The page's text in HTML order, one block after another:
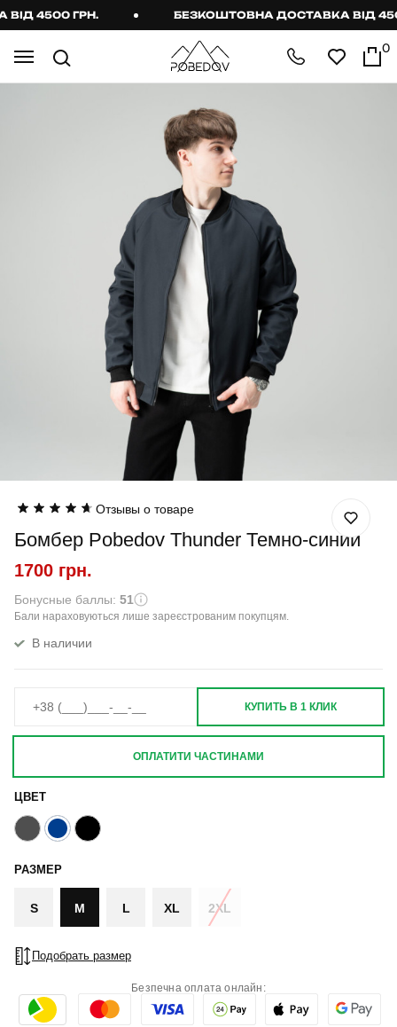
4500 ГРН. БЕЗКОШТОВНА ДОСТАВКА ВІД 4500
0
Отзывы о товаре
Бомбер Pobedov Thunder Темно-синий
1700 грн.
Бонусные баллы: 51
Бали нараховуються лише зареєстрованим покупцям.
В наличии
ЦВЕТ
РАЗМЕР
S M L XL 2XL
Подобрать размер
КУПИТЬ В 1 КЛИК
ОПЛАТИТИ ЧАСТИНАМИ
Безпечна оплата онлайн: